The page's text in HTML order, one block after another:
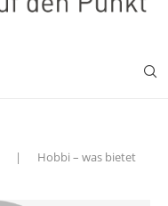
|
Hobbi – was bietet